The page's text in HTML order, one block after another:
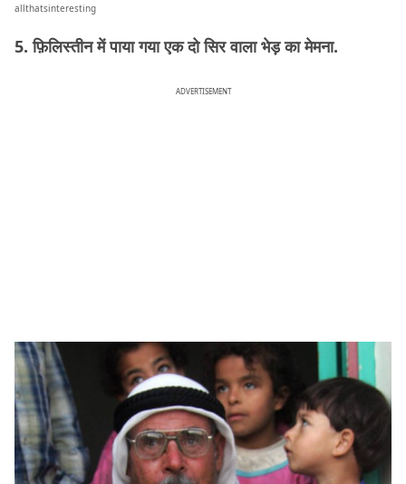
allthatsinteresting
5. फ़िलिस्तीन में पाया गया एक दो सिर वाला भेड़ का मेमना.
ADVERTISEMENT